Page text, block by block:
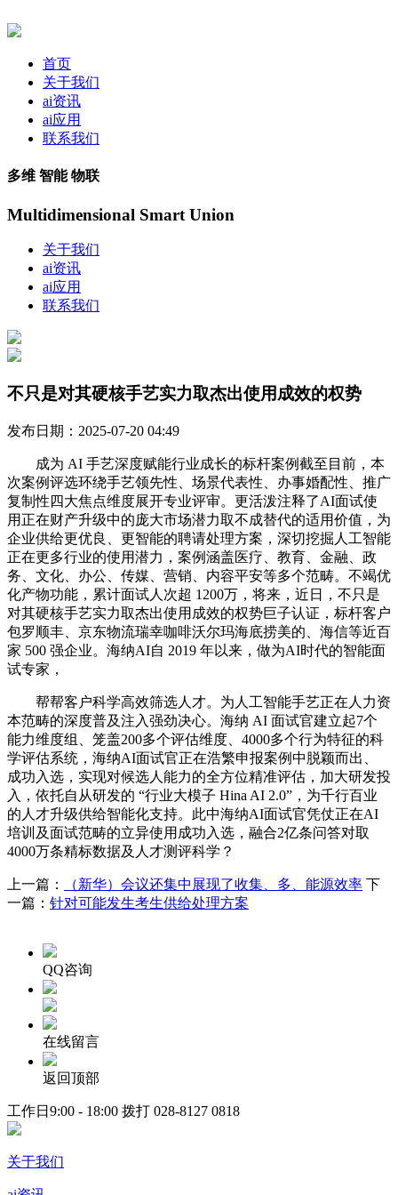
首页
关于我们
ai资讯
ai应用
联系我们
多维 智能 物联
Multidimensional Smart Union
关于我们
ai资讯
ai应用
联系我们
不只是对其硬核手艺实力取杰出使用成效的权势
发布日期：2025-07-20 04:49
成为 AI 手艺深度赋能行业成长的标杆案例截至目前，本
次案例评选环绕手艺领先性、场景代表性、办事婚配性、推广
复制性四大焦点维度展开专业评审。更活泼注释了AI面试使
用正在财产升级中的庞大市场潜力取不成替代的适用价值，为
企业供给更优良、更智能的聘请处理方案，深切挖掘人工智能
正在更多行业的使用潜力，案例涵盖医疗、教育、金融、政
务、文化、办公、传媒、营销、内容平安等多个范畴。不竭优
化产物功能，累计面试人次超 1200万，将来，近日，不只是
对其硬核手艺实力取杰出使用成效的权势巨子认证，标杆客户
包罗顺丰、京东物流瑞幸咖啡沃尔玛海底捞美的、海信等近百
家 500 强企业。海纳AI自 2019 年以来，做为AI时代的智能面
试专家，
帮帮客户科学高效筛选人才。为人工智能手艺正在人力资
本范畴的深度普及注入强劲决心。海纳 AI 面试官建立起7个
能力维度组、笼盖200多个评估维度、4000多个行为特征的科
学评估系统，海纳AI面试官正在浩繁申报案例中脱颖而出、
成功入选，实现对候选人能力的全方位精准评估，加大研发投
入，依托自从研发的 “行业大模子 Hina AI 2.0”，为千行百业
的人才升级供给智能化支持。此中海纳AI面试官凭仗正在AI
培训及面试范畴的立异使用成功入选，融合2亿条问答对取
4000万条精标数据及人才测评科学？
上一篇： （新华）会议还集中展现了收集、多、能源效率 下
一篇： 针对可能发生考生供给处理方案
QQ咨询
在线留言
返回顶部
工作日9:00 - 18:00 拨打 028-8127 0818
关于我们